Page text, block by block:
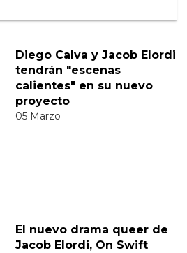
Diego Calva y Jacob Elordi
tendrán "escenas
calientes" en su nuevo
proyecto
05 Marzo
El nuevo drama queer de
Jacob Elordi, On Swift